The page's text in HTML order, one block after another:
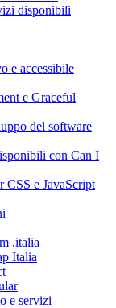
disponibili
e accessibile
e Graceful
del software
con Can I
CSS e JavaScript
.italia
Italia
e servizi